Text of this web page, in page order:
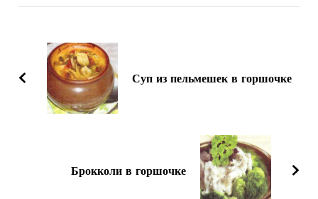
записям
Суп из пельмешек в горшочке
Брокколи в горшочке